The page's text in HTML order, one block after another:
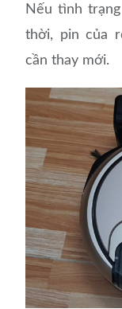
Nếu tình
thời, pin của
cần thay mới.